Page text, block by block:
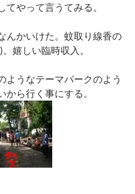
やって言うてみる。
んかいけた。蚊取り線香の
嬉しい臨時収入。
ようなテーマパークのよう
ら行く事にする。